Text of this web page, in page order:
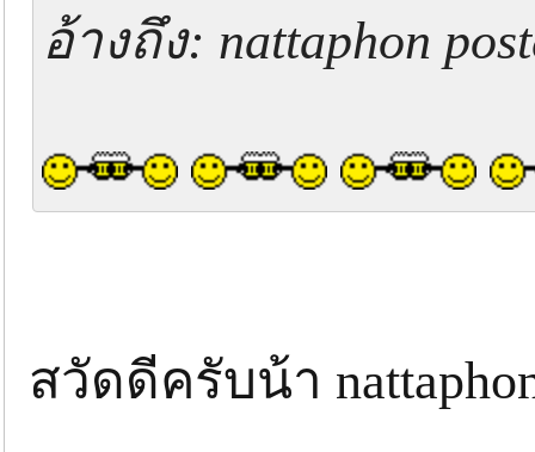
อ้างถึง: nattaphon
สวัดดีครับน้า